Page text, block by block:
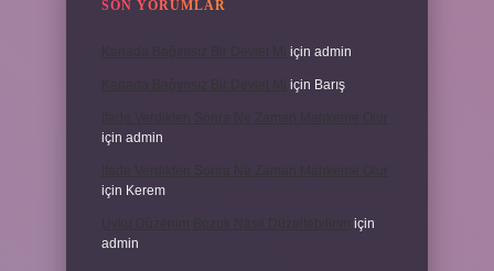
SON YORUMLAR
için admin
için Barış
için admin
için Kerem
için
admin